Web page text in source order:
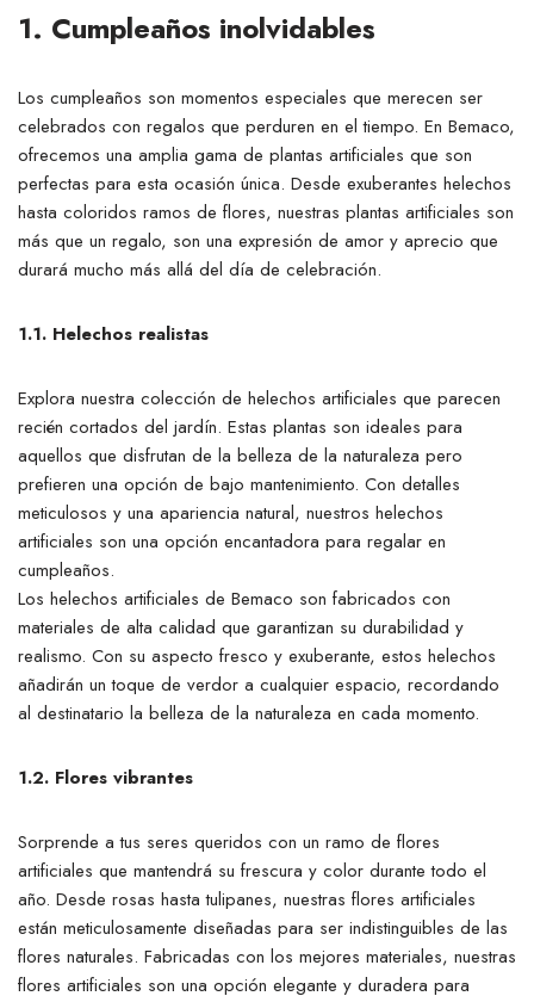
1. Cumpleaños inolvidables
Los cumpleaños son momentos especiales que merecen ser
celebrados con regalos que perduren en el tiempo. En Bemaco,
ofrecemos una amplia gama de plantas artificiales que son
perfectas para esta ocasión única. Desde exuberantes helechos
hasta coloridos ramos de flores, nuestras plantas artificiales son
más que un regalo, son una expresión de amor y aprecio que
durará mucho más allá del día de celebración.
1.1. Helechos realistas
Explora nuestra colección de helechos artificiales que parecen
recién cortados del jardín. Estas plantas son ideales para
aquellos que disfrutan de la belleza de la naturaleza pero
prefieren una opción de bajo mantenimiento. Con detalles
meticulosos y una apariencia natural, nuestros helechos
artificiales son una opción encantadora para regalar en
cumpleaños.
Los helechos artificiales de Bemaco son fabricados con
materiales de alta calidad que garantizan su durabilidad y
realismo. Con su aspecto fresco y exuberante, estos helechos
añadirán un toque de verdor a cualquier espacio, recordando
al destinatario la belleza de la naturaleza en cada momento.
1.2. Flores vibrantes
Sorprende a tus seres queridos con un ramo de flores
artificiales que mantendrá su frescura y color durante todo el
año. Desde rosas hasta tulipanes, nuestras flores artificiales
están meticulosamente diseñadas para ser indistinguibles de las
flores naturales. Fabricadas con los mejores materiales, nuestras
flores artificiales son una opción elegante y duradera para